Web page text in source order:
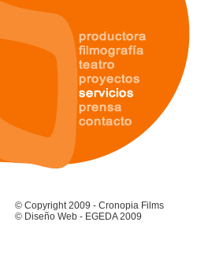
© Copyright 2009 - Cronopia Films
© Diseño Web - EGEDA 2009